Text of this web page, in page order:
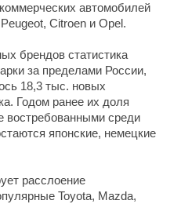
автомобилей
Citroen и Opel.
брендов статистика
за пределами России,
18,3 тыс. новых
Годом ранее их доля
востребованными среди
японские, немецкие
расслоение
Toyota, Mazda,